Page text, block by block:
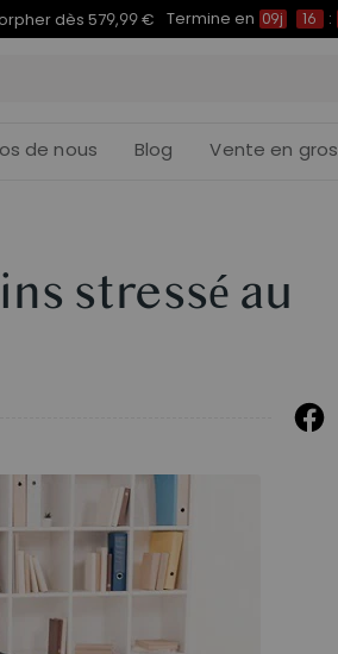
dès 579,99 € Termine en 09j 16 :
de nous Blog Vente en gros
stressé au